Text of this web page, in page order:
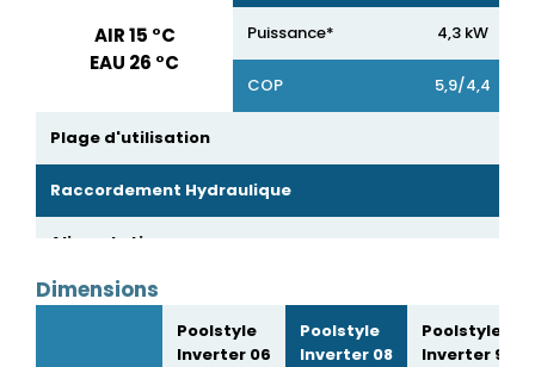
AIR 15 °C
EAU 26 °C
Puissance* 4,3 kW
COP 5,9/4,4
Plage d'utilisation
Raccordement Hydraulique
Alimentation
Débit d’eau minimum
Inverter
Dimensions
Poolstyle
Inverter 06
Poolstyle
Inverter 08
Poolstyle
Inverter 9.5